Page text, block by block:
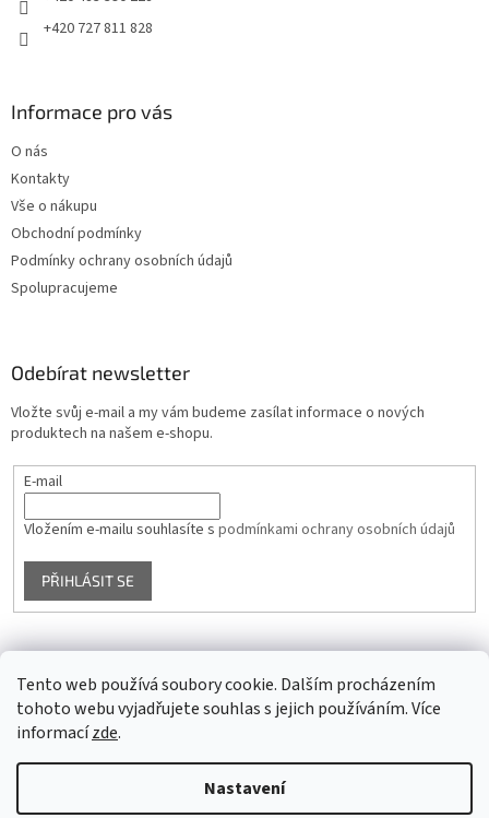
Tento web používá soubory cookie. Dalším procházením
tohoto webu vyjadřujete souhlas s jejich používáním. Více
informacízde.
Nastavení
+420 727 811 828
Informace pro vás
O nás
Kontakty
Vše o nákupu
Obchodní podmínky
Podmínky ochrany osobních údajů
Spolupracujeme
Odebírat newsletter
Vložte svůj e-mail a my vám budeme zasílat informace o nových
produktech na našem e-shopu.
E-mail
Vložením e-mailu souhlasíte s podmínkami ochrany osobních údajů
PŘIHLÁSIT SE
Facebook